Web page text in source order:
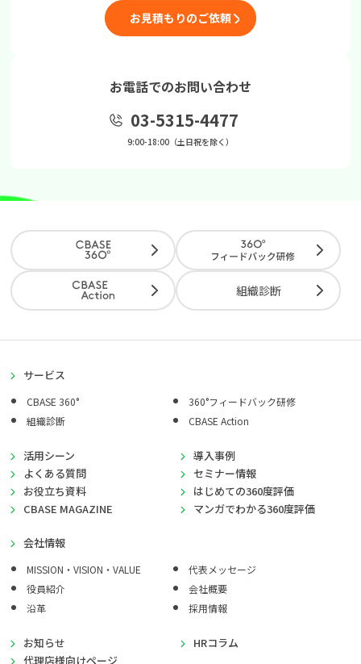
お見積もりのご依頼
お電話でのお問い合わせ
03-5315-4477
9:00-18:00（土日祝を除く）
組織診断
サービス
CBASE 360°
360°フィードバック研修
組織診断
CBASE Action
活用シーン
導入事例
よくある質問
セミナー情報
お役立ち資料
はじめての360度評価
CBASE MAGAZINE
マンガでわかる360度評価
会社情報
MISSION・VISION・VALUE
代表メッセージ
役員紹介
会社概要
沿革
採用情報
お知らせ
HRコラム
代理店様向けページ